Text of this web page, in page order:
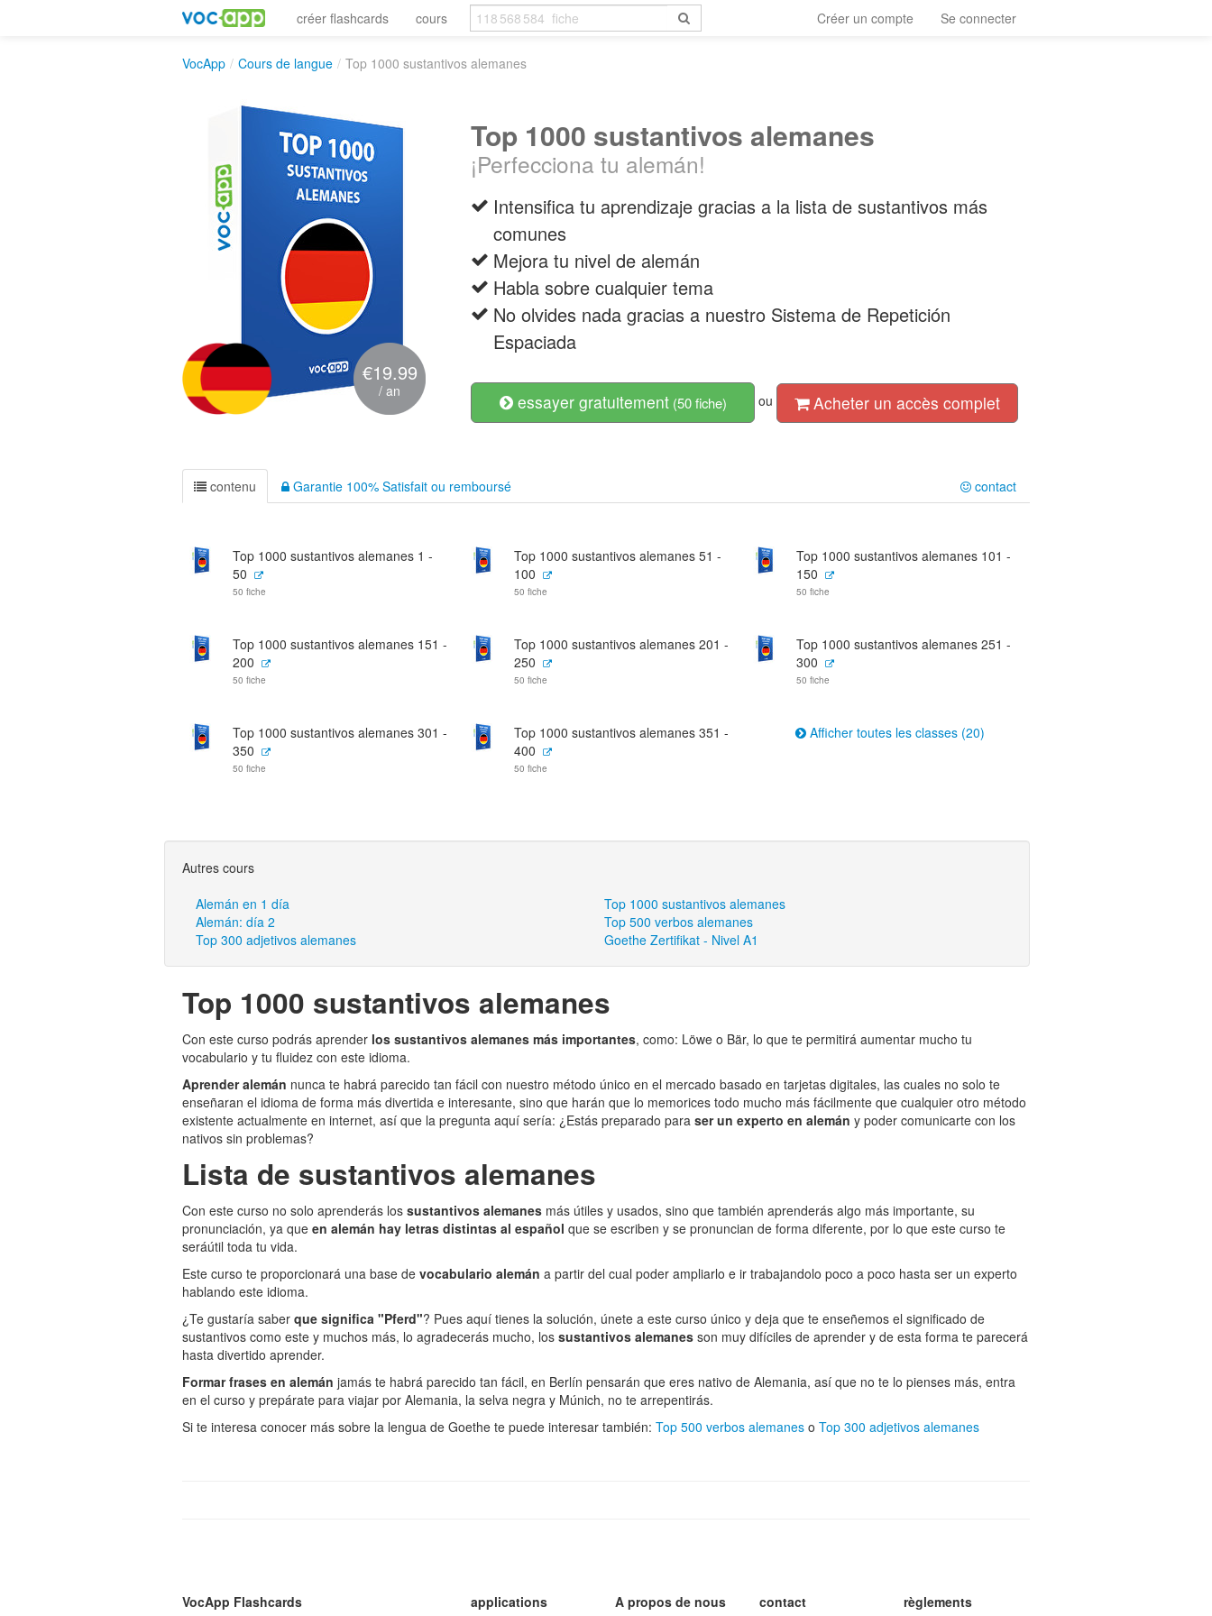
créer flashcards cours Créer un compte Se connecter
VocApp / Cours de langue / Top 1000 sustantivos alemanes
€19.99
/ an
Top 1000 sustantivos alemanes
¡Perfecciona tu alemán!
Intensifica tu aprendizaje gracias a la lista de sustantivos más
comunes
Mejora tu nivel de alemán
Habla sobre cualquier tema
No olvides nada gracias a nuestro Sistema de Repetición
Espaciada
essayer gratuitement(50 fiche) ou Acheter un accès complet
contenu Garantie 100% Satisfait ou remboursé contact
Top 1000 sustantivos alemanes 1 -
50
50 fiche
Top 1000 sustantivos alemanes 51 -
100
50 fiche
Top 1000 sustantivos alemanes 101 -
150
50 fiche
Top 1000 sustantivos alemanes 151 -
200
50 fiche
Top 1000 sustantivos alemanes 201 -
250
50 fiche
Top 1000 sustantivos alemanes 251 -
300
50 fiche
Top 1000 sustantivos alemanes 301 -
350
50 fiche
Top 1000 sustantivos alemanes 351 -
400
50 fiche
Afficher toutes les classes (20)
Autres cours
Alemán en 1 día
Top 1000 sustantivos alemanes
Alemán: día 2
Top 500 verbos alemanes
Top 300 adjetivos alemanes
Goethe Zertifikat - Nivel A1
Top 1000 sustantivos alemanes
Con este curso podrás aprender los sustantivos alemanes más importantes, como: Löwe o Bär, lo que te permitirá aumentar mucho tu
vocabulario y tu fluidez con este idioma.
Aprender alemán nunca te habrá parecido tan fácil con nuestro método único en el mercado basado en tarjetas digitales, las cuales no solo te
enseñaran el idioma de forma más divertida e interesante, sino que harán que lo memorices todo mucho más fácilmente que cualquier otro método
existente actualmente en internet, así que la pregunta aquí sería: ¿Estás preparado para ser un experto en alemán y poder comunicarte con los
nativos sin problemas?
Lista de sustantivos alemanes
Con este curso no solo aprenderás los sustantivos alemanes más útiles y usados, sino que también aprenderás algo más importante, su
pronunciación, ya que en alemán hay letras distintas al español que se escriben y se pronuncian de forma diferente, por lo que este curso te
seráútil toda tu vida.
Este curso te proporcionará una base de vocabulario alemán a partir del cual poder ampliarlo e ir trabajandolo poco a poco hasta ser un experto
hablando este idioma.
¿Te gustaría saber que significa "Pferd"? Pues aquí tienes la solución, únete a este curso único y deja que te enseñemos el significado de
sustantivos como este y muchos más, lo agradecerás mucho, los sustantivos alemanes son muy difíciles de aprender y de esta forma te parecerá
hasta divertido aprender.
Formar frases en alemán jamás te habrá parecido tan fácil, en Berlín pensarán que eres nativo de Alemania, así que no te lo pienses más, entra
en el curso y prepárate para viajar por Alemania, la selva negra y Múnich, no te arrepentirás.
Si te interesa conocer más sobre la lengua de Goethe te puede interesar también: Top 500 verbos alemanes o Top 300 adjetivos alemanes
VocApp Flashcards applications A propos de nous contact règlements